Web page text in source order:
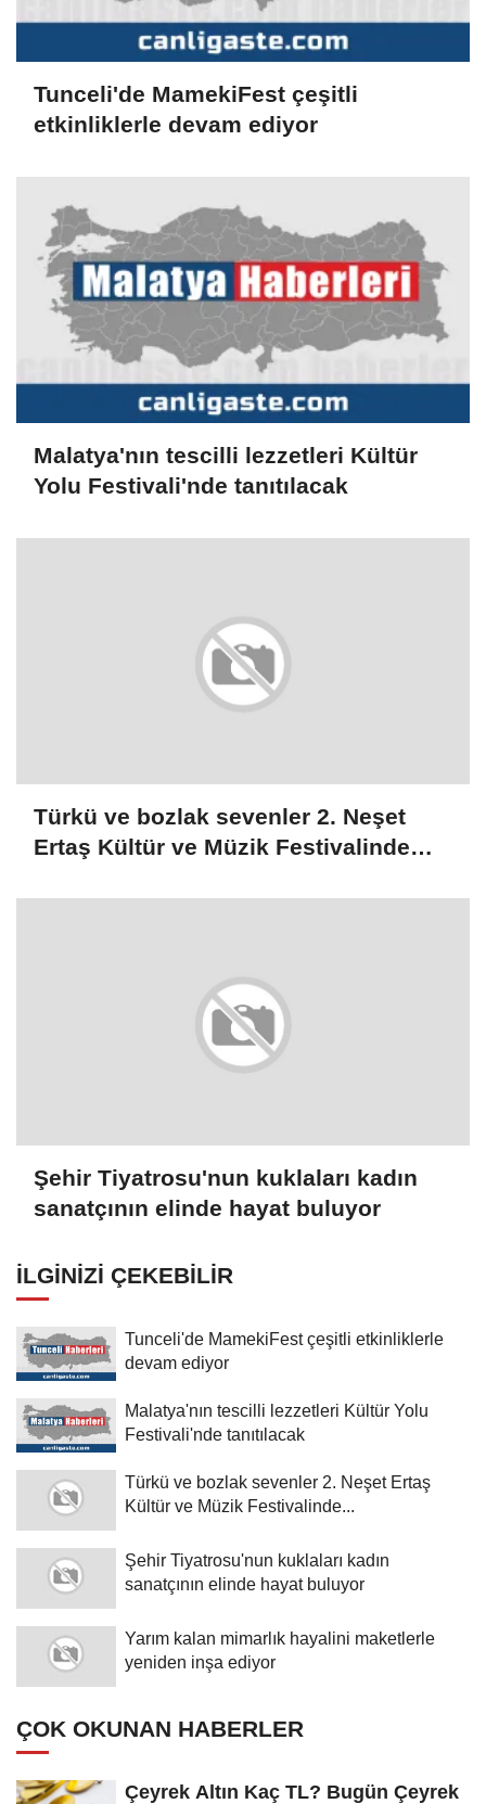
Tunceli'de MamekiFest çeşitli
etkinliklerle devam ediyor
Malatya'nın tescilli lezzetleri Kültür
Yolu Festivali'nde tanıtılacak
Türkü ve bozlak sevenler 2. Neşet
Ertaş Kültür ve Müzik Festivalinde
Şehir Tiyatrosu'nun kuklaları kadın
sanatçının elinde hayat buluyor
İLGINIZI ÇEKEBILIR
Tunceli'de MamekiFest çeşitli etkinliklerle
devam ediyor
Malatya'nın tescilli lezzetleri Kültür Yolu
Festivali'nde tanıtılacak
Türkü ve bozlak sevenler 2. Neşet Ertaş
Kültür ve Müzik Festivalinde...
Şehir Tiyatrosu'nun kuklaları kadın
sanatçının elinde hayat buluyor
Yarım kalan mimarlık hayalini maketlerle
yeniden inşa ediyor
ÇOK OKUNAN HABERLER
Çeyrek Altın Kaç TL? Bugün Çeyrek